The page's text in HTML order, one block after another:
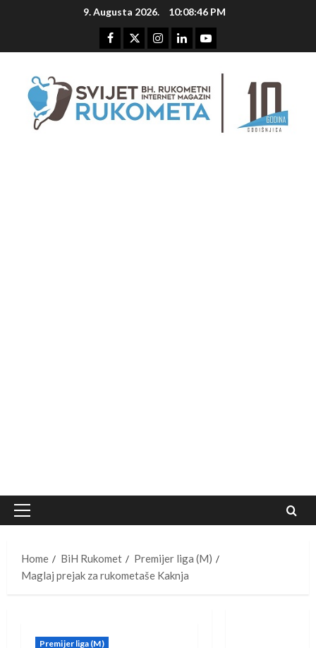
9. Augusta 2026. 10:08:47 PM
Primary
Home
BiH Rukomet
Premijer liga (M)
Maglaj prejak za rukometaše Kaknja
Premijer liga (M)